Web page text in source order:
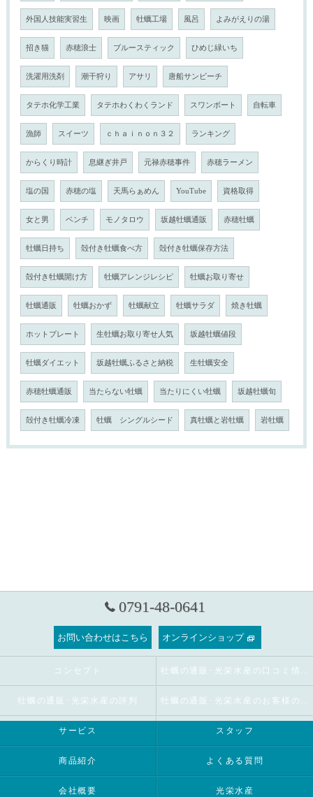
外国人技能実習生 映画 牡蠣工場 風呂 よみがえりの湯
招き猫 赤穂浪士 ブルースティック ひめじ緑いち
洗濯用洗剤 潮干狩り アサリ 唐船サンビーチ
タテホ化学工業 タテホわくわくランド スワンボート 自転車
漁師 スイーツ ｃｈａｉｎｏｎ３２ ランキング
からくり時計 息継ぎ井戸 元禄赤穂事件 赤穂ラーメン
塩の国 赤穂の塩 天馬らぁめん YouTube 資格取得
女と男 ベンチ モノタロウ 坂越牡蠣通販 赤穂牡蠣
牡蠣日持ち 殻付き牡蠣食べ方 殻付き牡蠣保存方法
殻付き牡蠣開け方 牡蠣アレンジレシピ 牡蠣お取り寄せ
牡蠣通販 牡蠣おかず 牡蠣献立 牡蠣サラダ 焼き牡蠣
ホットプレート 生牡蠣お取り寄せ人気 坂越牡蠣値段
牡蠣ダイエット 坂越牡蠣ふるさと納税 生牡蠣安全
赤穂牡蠣通販 当たらない牡蠣 当たりにくい牡蠣 坂越牡蠣旬
殻付き牡蠣冷凍 牡蠣 シングルシード 真牡蠣と岩牡蠣 岩牡蠣
0791-48-0641
お問い合わせはこちら オンラインショップ
コンセプト
牡蠣の通販･光栄水産の評判
サービス スタッフ
商品紹介 よくある質問
会社概要 光栄水産